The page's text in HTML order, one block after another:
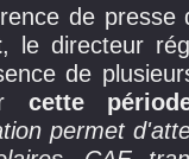
de
, le directeur
de
cette
permet